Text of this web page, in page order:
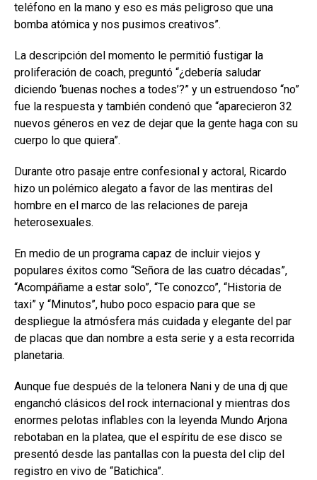
teléfono en la mano y eso es más peligroso que una
bomba atómica y nos pusimos creativos”.
La descripción del momento le permitió fustigar la
proliferación de coach, preguntó “¿debería saludar
diciendo ‘buenas noches a todes’?” y un estruendoso “no”
fue la respuesta y también condenó que “aparecieron 32
nuevos géneros en vez de dejar que la gente haga con su
cuerpo lo que quiera”.
Durante otro pasaje entre confesional y actoral, Ricardo
hizo un polémico alegato a favor de las mentiras del
hombre en el marco de las relaciones de pareja
heterosexuales.
En medio de un programa capaz de incluir viejos y
populares éxitos como “Señora de las cuatro décadas”,
“Acompáñame a estar solo”, “Te conozco”, “Historia de
taxi” y “Minutos”, hubo poco espacio para que se
despliegue la atmósfera más cuidada y elegante del par
de placas que dan nombre a esta serie y a esta recorrida
planetaria.
Aunque fue después de la telonera Nani y de una dj que
enganchó clásicos del rock internacional y mientras dos
enormes pelotas inflables con la leyenda Mundo Arjona
rebotaban en la platea, que el espíritu de ese disco se
presentó desde las pantallas con la puesta del clip del
registro en vivo de “Batichica”.